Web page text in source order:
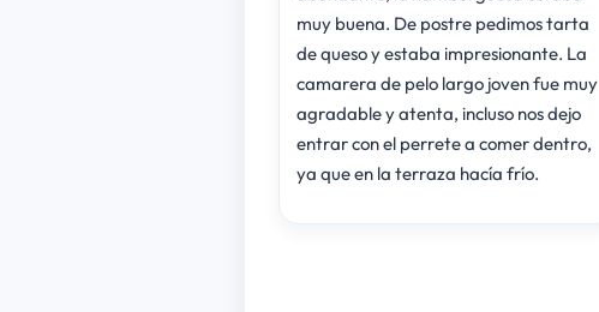
muy buena. De postre pedimos tarta
de queso y estaba impresionante. La
camarera de pelo largo joven fue muy
agradable y atenta, incluso nos dejo
entrar con el perrete a comer dentro,
ya que en la terraza hacía frío.